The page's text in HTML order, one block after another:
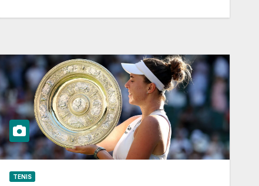
TENIS